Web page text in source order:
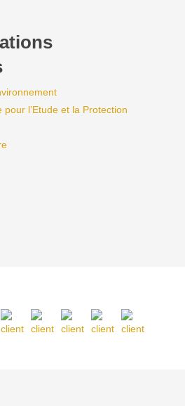
l’Etude et la Protection